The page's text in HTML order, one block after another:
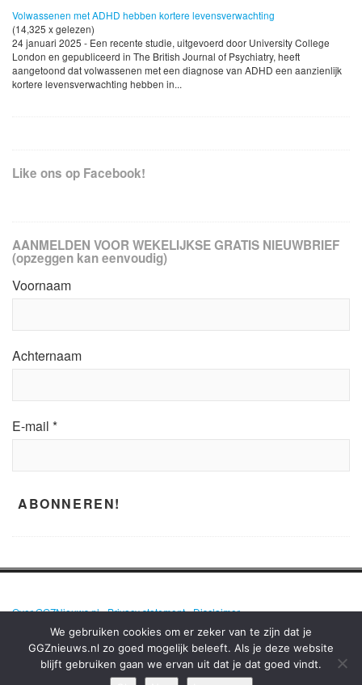
Volwassenen met ADHD hebben kortere levensverwachting
(14,325 x gelezen)
24 januari 2025 - Een recente studie, uitgevoerd door University College
London en gepubliceerd in The British Journal of Psychiatry, heeft
aangetoond dat volwassenen met een diagnose van ADHD een aanzienlijk
kortere levensverwachting hebben in...
Like ons op Facebook!
AANMELDEN VOOR WEKELIJKSE GRATIS NIEUWBRIEF
(opzeggen kan eenvoudig)
Voornaam
Achternaam
E-mail *
Over GGZNieuws.nl•Privacy statement•Disclaimer
GGZNIEUWS.NL – ELKE DAG HET NIEUWS OVER MENTALE GEZONDHEID
EN DE GGZ OP EEN RIJ!
We gebruiken cookies om er zeker van te zijn dat je
GGZnieuws.nl zo goed mogelijk beleeft. Als je deze website
blijft gebruiken gaan we ervan uit dat je dat goed vindt.